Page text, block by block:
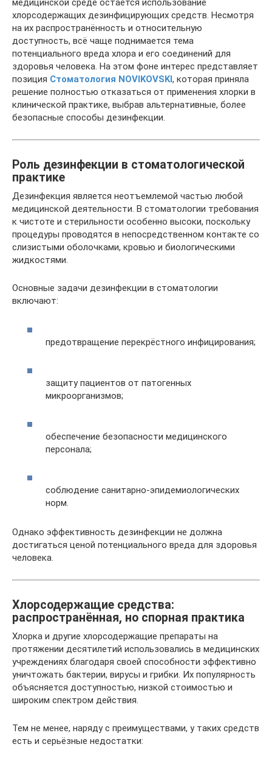
медицинской среде остаётся использование
хлорсодержащих дезинфицирующих средств. Несмотря
на их распространённость и относительную
доступность, всё чаще поднимается тема
потенциального вреда хлора и его соединений для
здоровья человека. На этом фоне интерес представляет
позиция Стоматология NOVIKOVSKI, которая приняла
решение полностью отказаться от применения хлорки в
клинической практике, выбрав альтернативные, более
безопасные способы дезинфекции.
Роль дезинфекции в стоматологической
практике
Дезинфекция является неотъемлемой частью любой
медицинской деятельности. В стоматологии требования
к чистоте и стерильности особенно высоки, поскольку
процедуры проводятся в непосредственном контакте со
слизистыми оболочками, кровью и биологическими
жидкостями.
Основные задачи дезинфекции в стоматологии
включают:
предотвращение перекрёстного инфицирования;
защиту пациентов от патогенных
микроорганизмов;
обеспечение безопасности медицинского
персонала;
соблюдение санитарно-эпидемиологических
норм.
Однако эффективность дезинфекции не должна
достигаться ценой потенциального вреда для здоровья
человека.
Хлорсодержащие средства:
распространённая, но спорная практика
Хлорка и другие хлорсодержащие препараты на
протяжении десятилетий использовались в медицинских
учреждениях благодаря своей способности эффективно
уничтожать бактерии, вирусы и грибки. Их популярность
объясняется доступностью, низкой стоимостью и
широким спектром действия.
Тем не менее, наряду с преимуществами, у таких средств
есть и серьёзные недостатки: